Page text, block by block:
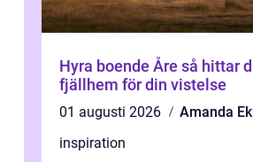
Hyra boende Åre så hittar du rätt
fjällhem för din vistelse
01 augusti 2026
Amanda
inspiration